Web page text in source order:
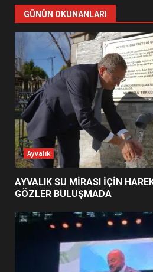
1
AYVALIK SU
HAREKETE
BULUŞMADA
2
ESA 2026’DA
NEYİ TEMSİL
EİB’DE KRİTİK
DEĞİŞECEK?
EDREMİT’İN
FİNALİNDE
GÜNÜN OKUNANLARI
Ayvalık
AYVALIK SU MİRASI İÇİN
GÖZLER BULUŞMADA